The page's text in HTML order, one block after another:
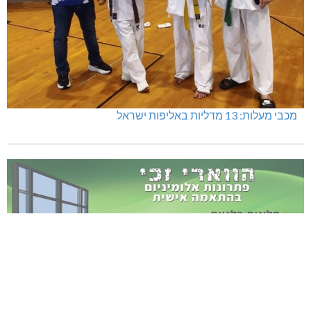
מכבי מעלות: 13 מדליות באליפות ישראל